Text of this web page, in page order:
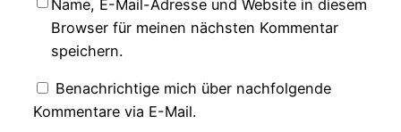
Name, E-Mail-Adresse und Website in diesem
Browser für meinen nächsten Kommentar
speichern.
Benachrichtige mich über nachfolgende
Kommentare via E-Mail.